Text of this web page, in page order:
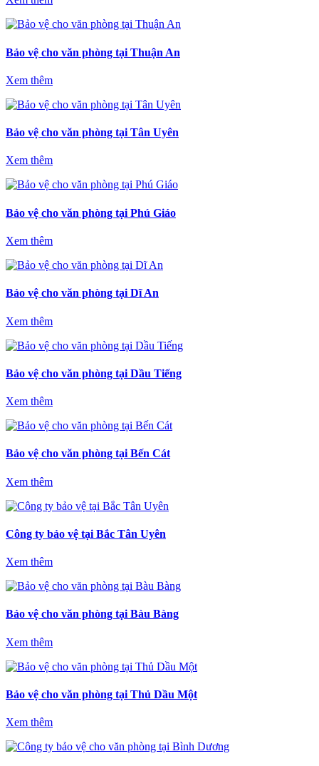
Bảo vệ cho văn phòng tại Thuận An
Xem thêm
Bảo vệ cho văn phòng tại Tân Uyên
Xem thêm
Bảo vệ cho văn phòng tại Phú Giáo
Xem thêm
Bảo vệ cho văn phòng tại Dĩ An
Xem thêm
Bảo vệ cho văn phòng tại Dầu Tiếng
Xem thêm
Bảo vệ cho văn phòng tại Bến Cát
Xem thêm
Công ty bảo vệ tại Bắc Tân Uyên
Xem thêm
Bảo vệ cho văn phòng tại Bàu Bàng
Xem thêm
Bảo vệ cho văn phòng tại Thủ Dầu Một
Xem thêm